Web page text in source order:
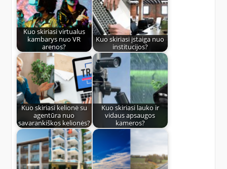
Kuo skiriasi virtualus
kambarys nuo VR
arenos?
Kuo skiriasi įstaiga nuo
institucijos?
Kuo skiriasi kelionė su
agentūra nuo
savarankiškos kelionės?
Kuo skiriasi lauko ir
vidaus apsaugos
kameros?